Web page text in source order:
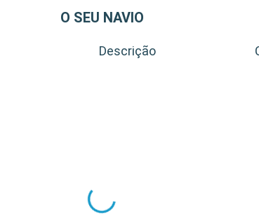
O SEU NAVIO
Descrição